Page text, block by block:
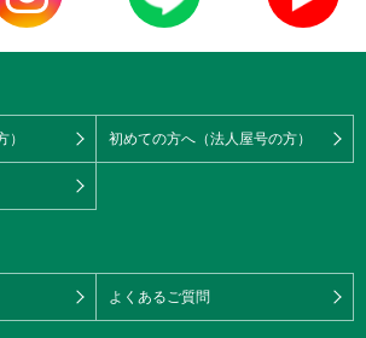
初めての方へ（法人屋号の方）
よくあるご質問